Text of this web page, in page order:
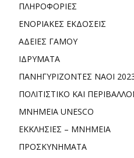
ΠΛΗΡΟΦΟΡΙΕΣ
ΕΝΟΡΙΑΚΕΣ ΕΚΔΟΣΕΙΣ
ΑΔΕΙΕΣ ΓΑΜΟΥ
ΙΔΡΥΜΑΤΑ
ΠΑΝΗΓΥΡΙΖΟΝΤΕΣ ΝΑΟΙ
ΠΟΛΙΤΙΣΤΙΚΟ ΚΑΙ
ΜΝΗΜΕΙΑ UNESCO
ΕΚΚΛΗΣΙΕΣ – ΜΝΗΜΕΙΑ
ΠΡΟΣΚΥΝΗΜΑΤΑ